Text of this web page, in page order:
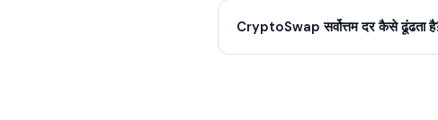
CryptoSwap सर्वोत्तम दर कैसे ढूंढता